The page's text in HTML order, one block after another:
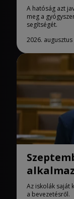
A hatóság azt
meg a
segítségét.
2026. augusztus
iskolák
Az iskolák saját
a bevezetésről.